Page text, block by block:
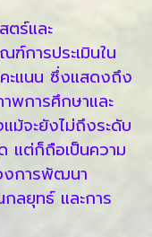
ตร์และ
การประเมินใน
ะแนน ซึ่งแสดงถึง
พการศึกษาและ
ม้จะยังไม่ถึงระดับ
แต่ก็ถือเป็นความ
งการพัฒนา
ลยุทธ์ และการ